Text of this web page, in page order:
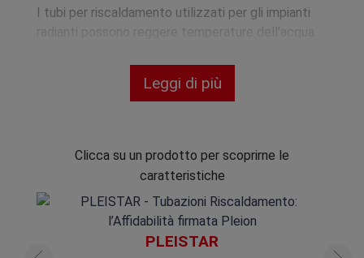
I tubi per riscaldamento utilizzati per gli impianti
radianti possono reggere temperature dell'acqua
Questa temperatura è ideale per il funzionamento
attraverso il tubo per riscaldare
uniformemente il pavimento e quindi l'ambiente
Quando si usa il tubo multistrato per
impianti radianti?
Leggi di più
Clicca su un prodotto per scoprirne le
caratteristiche
PLEISTAR